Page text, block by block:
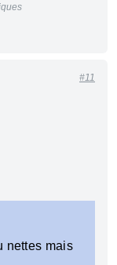
#11
nettes mais